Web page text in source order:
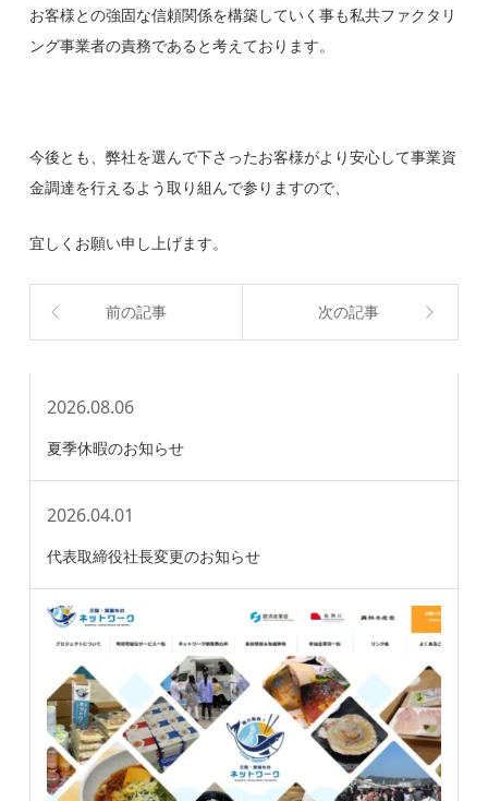
お客様との強固な信頼関係を構築していく事も私共ファクタリ
ング事業者の責務であると考えております。
今後とも、弊社を選んで下さったお客様がより安心して事業資
金調達を行えるよう取り組んで参りますので、
宜しくお願い申し上げます。
前の記事 次の記事
2026.08.06
夏季休暇のお知らせ
2026.04.01
代表取締役社長変更のお知らせ